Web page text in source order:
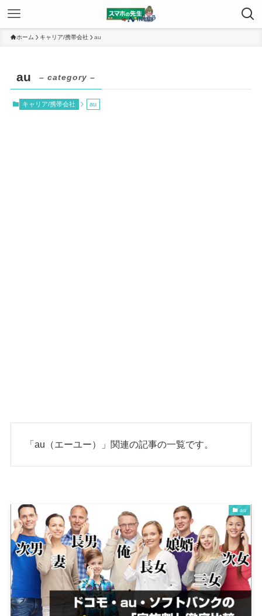
ホーム キャリア/携帯会社 au
au – category –
キャリア/携帯会社 au
「au（エーユー）」関連の記事の一覧です。
au